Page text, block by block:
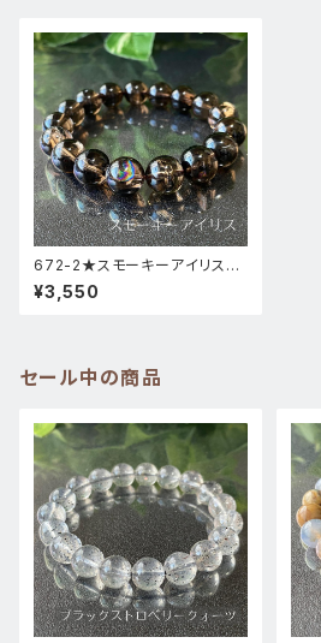
672-2★スモーキーアイリス
【高品質・虹入り】天然石パワー
ストーンブレスレット
¥3,550
セール中の商品